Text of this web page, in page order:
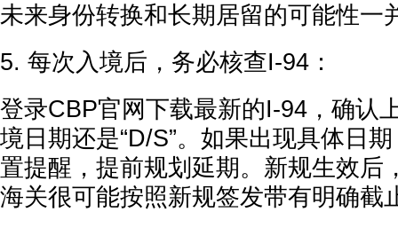
未来身份转换和长期居留的可能性一
5. 每次入境后，务必核查I-94：
登录CBP官网下载最新的I-94，确认
境日期还是“D/S”。如果出现具体日
置提醒，提前规划延期。新规生效后
海关很可能按照新规签发带有明确截